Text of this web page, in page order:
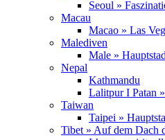
Seoul »
Macau
Macao » Las
Malediven
Male »
Nepal
Kathmandu
Lalitpur I Patan
Taiwan
Taipei »
Tibet » Auf dem Dach